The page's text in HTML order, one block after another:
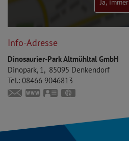
Ja, immer
Info-Adresse
Dinosaurier-Park Altmühltal GmbH
Dinopark, 1
85095 Denkendorf
Tel.: 08466 9046813
info@dinopark-bayern.de
www.dinosauriermuseum.de
vCard